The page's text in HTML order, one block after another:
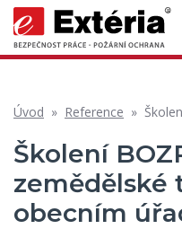
Úvod » Reference » Školení
Školení
zemědělské
obecním